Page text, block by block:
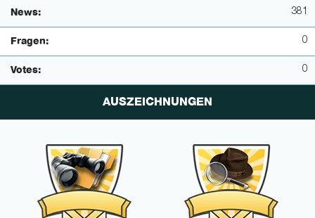
News: 381
Fragen: 0
Votes: 0
AUSZEICHNUNGEN